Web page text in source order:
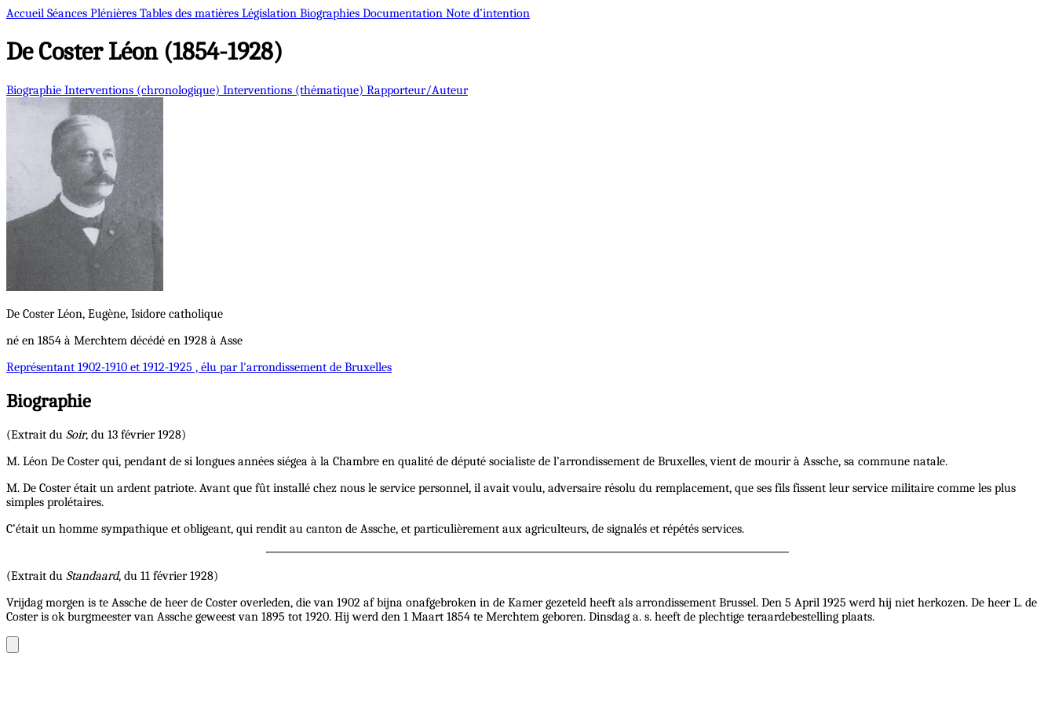
Accueil Séances Plénières Tables des matières Législation Biographies Documentation Note d’intention
De CosterLéon (1854-1928)
Biographie Interventions (chronologique) Interventions (thématique) Rapporteur/Auteur
De CosterLéon, Eugène, Isidore catholique
né en 1854 à Merchtem décédé en 1928 à Asse
Représentant 1902-1910 et 1912-1925 , élu par l'arrondissement de Bruxelles
Biographie
(Extrait du Soir, du 13 février 1928)
M. Léon De Coster qui, pendant de si longues années siégea à la Chambre en qualité de député socialiste de l’arrondissement de Bruxelles, vient de mourir à Assche, sa commune natale.
M. De Coster était un ardent patriote. Avant que fût installé chez nous le service personnel, il avait voulu, adversaire résolu du remplacement, que ses fils fissent leur service militaire comme les plus
simples prolétaires.
C’était un homme sympathique et obligeant, qui rendit au canton de Assche, et particulièrement aux agriculteurs, de signalés et répétés services.
(Extrait du Standaard, du 11 février 1928)
Vrijdag morgen is te Assche de heer de Coster overleden, die van 1902 af bijna onafgebroken in de Kamer gezeteld heeft als arrondissement Brussel. Den 5 April 1925 werd hij niet herkozen. De heer L. de
Coster is ok burgmeester van Assche geweest van 1895 tot 1920. Hij werd den 1 Maart 1854 te Merchtem geboren. Dinsdag a. s. heeft de plechtige teraardebestelling plaats.